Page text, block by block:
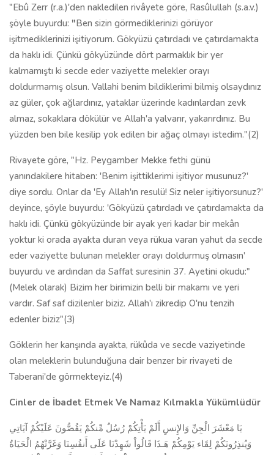
"Ebû Zerr (r.a.)'den nakledilen rivâyete göre, Rasûlullah (s.a.v.)
şöyle buyurdu: "Ben sizin görmediklerinizi görüyor
işitmediklerinizi işitiyorum. Gökyüzü çatırdadı ve çatırdamakta
da haklı idi. Çünkü gökyüzünde dört parmaklık bir yer
kalmamıştı ki secde eder vaziyette melekler orayı
doldurmamış olsun. Vallahi benim bildiklerimi bilmiş olsaydınız
az güler, çok ağlardınız, yataklar üzerinde kadınlardan zevk
almaz, sokaklara dökülür ve Allah'a yalvarır, yakarırdınız. Bu
yüzden ben bile kesilip yok edilen bir ağaç olmayı istedim."(2)
Rivayete göre, "Hz. Peygamber Mekke fethi günü
yanındakilere hitaben: 'Benim işittiklerimi işitiyor musunuz?'
diye sordu. Onlar da 'Ey Allah'ın resulü! Siz neler işitiyorsunuz?'
deyince, şöyle buyurdu: 'Gökyüzü çatırdadı ve çatırdamakta da
haklı idi. Çünkü gökyüzünde bir ayak yeri kadar bir mekân
yoktur ki orada ayakta duran veya rükua varan yahut da secde
eder vaziyette bulunan melekler orayı doldurmuş olmasın'
buyurdu ve ardından da Saffat suresinin 37. Ayetini okudu:"
(Melek olarak) Bizim her birimizin belli bir makamı ve yeri
vardır. Saf saf dizilenler biziz. Allah'ı zikredip O'nu tenzih
edenler biziz"(3)
Göklerin her karışında ayakta, rükûda ve secde vaziyetinde
olan meleklerin bulunduğuna dair benzer bir rivayeti de
Taberani'de görmekteyiz.(4)
Cinler de İbadet Etmek Ve Namaz Kılmakla Yükümlüdür
يَا مَعْشَرَ الْجِنِّ وَالإِنسِ أَلَمْ يَأْتِكُمْ رُسُلٌ مِّنكُمْ يَقُصُّونَ عَلَيْكُمْ آيَاتِي
وَيُنذِرُونَكُمْ لِقَاء يَوْمِكُمْ هَـذَا قَالُواْ شَهِدْنَا عَلَى أَنفُسِنَا وَغَرَّتْهُمُ الْحَيَاةُ